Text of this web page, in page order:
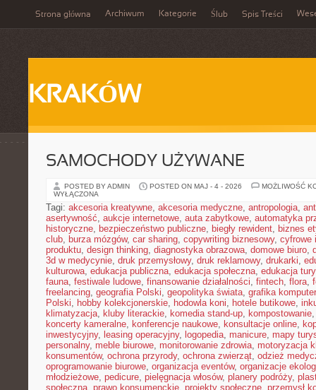
Strona główna Archiwum Kategorie Ślub Spis Treści
KRAKÓW
SAMOCHODY UŻYWANE
POSTED BY ADMIN POSTED ON MAJ - 4 - 2026
MOŻLIWOŚĆ
WYŁĄCZONA
Tagi: akcesoria kreatywne, akcesoria medyczne, antropologia,
asertywność, aukcje internetowe, auta zabytkowe, automatyka
historyczne, bezpieczeństwo publiczne, biegły rewident, biznes
club, burza mózgów, car sharing, copywriting biznesowy, cyfrowe
produktu, design thinking, diagnostyka obrazowa, domowe biuro,
3d w medycynie, druk przemysłowy, druk reklamowy, drukarki,
kulturowa, edukacja publiczna, edukacja społeczna, edukacja
fauna, festiwale ludowe, finansowanie działalności, fintech, flora,
freelancing, geografia Polski, geopolityka świata, grafika
Polski, hobby kolekcjonerskie, hodowla koni, hotele butikowe,
klimatyzacja, kluby literackie, komedia stand-up, kompostowanie
koncerty kameralne, konferencje naukowe, konsultacje online,
inwestycyjny, leasing operacyjny, logopedia, manicure, mapy
personalny, meble biurowe, monitorowanie zdrowia, motoryzacja
konsumentów, ochrona przyrody, ochrona zwierząt, odzież
oprogramowanie biurowe, organizacja eventów, organizacje
młodzieżowe, pedicure, pielęgnacja włosów, planery podróży,
społeczna, prawo konsumenckie, projekty społeczne, przemysł